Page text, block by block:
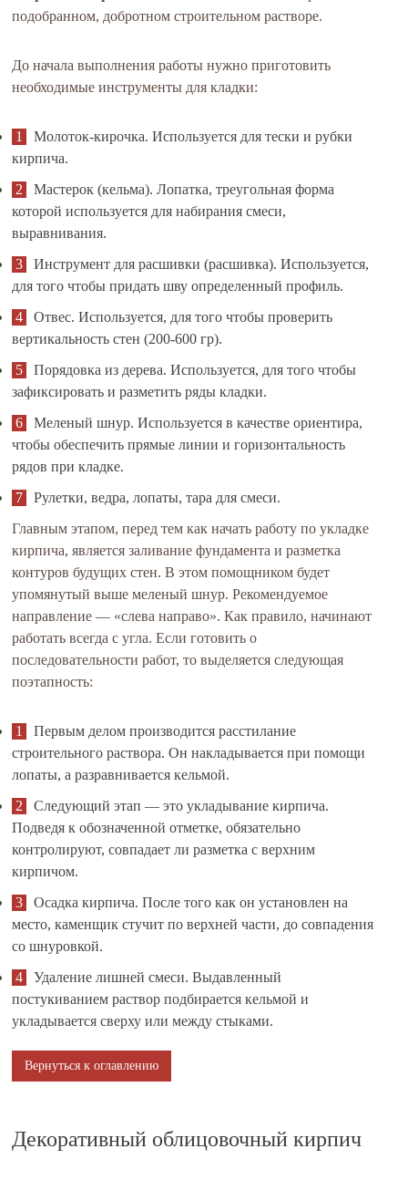
подобранном, добротном строительном растворе.
До начала выполнения работы нужно приготовить
необходимые инструменты для кладки:
Молоток-кирочка. Используется для тески и рубки
кирпича.
Мастерок (кельма). Лопатка, треугольная форма
которой используется для набирания смеси,
выравнивания.
Инструмент для расшивки (расшивка). Используется,
для того чтобы придать шву определенный профиль.
Отвес. Используется, для того чтобы проверить
вертикальность стен (200-600 гр).
Порядовка из дерева. Используется, для того чтобы
зафиксировать и разметить ряды кладки.
Меленый шнур. Используется в качестве ориентира,
чтобы обеспечить прямые линии и горизонтальность
рядов при кладке.
Рулетки, ведра, лопаты, тара для смеси.
Главным этапом, перед тем как начать работу по укладке
кирпича, является заливание фундамента и разметка
контуров будущих стен. В этом помощником будет
упомянутый выше меленый шнур. Рекомендуемое
направление — «слева направо». Как правило, начинают
работать всегда с угла. Если готовить о
последовательности работ, то выделяется следующая
поэтапность:
Первым делом производится расстилание
строительного раствора. Он накладывается при помощи
лопаты, а разравнивается кельмой.
Следующий этап — это укладывание кирпича.
Подведя к обозначенной отметке, обязательно
контролируют, совпадает ли разметка с верхним
кирпичом.
Осадка кирпича. После того как он установлен на
место, каменщик стучит по верхней части, до совпадения
со шнуровкой.
Удаление лишней смеси. Выдавленный
постукиванием раствор подбирается кельмой и
укладывается сверху или между стыками.
Вернуться к оглавлению
Декоративный облицовочный кирпич